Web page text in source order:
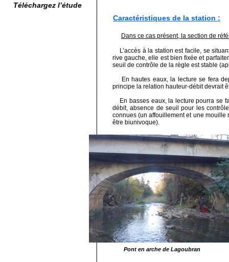
Caractéristiques de la station :
Dans ce cas présent, la section de
L’accès à la station est facile, se
rive gauche, elle est bien fixée et
seuil de contrôle de la règle est stable
En hautes eaux, la lecture se fera
principe la relation hauteur-débit devrait
En basses eaux, la lecture pourra se
débit, absence de seuil pour les
connues (un affouillement et une mouille
être biunivoque).
Pont en arche de Lagoubran
Téléchargez l’étude